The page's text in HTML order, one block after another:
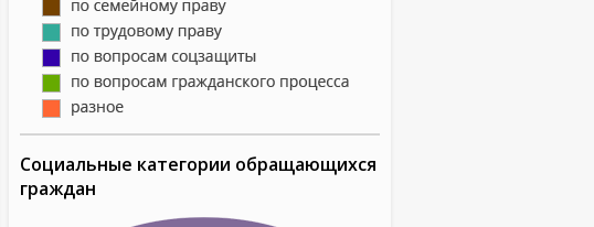
Социальные категории обращающихся
граждан